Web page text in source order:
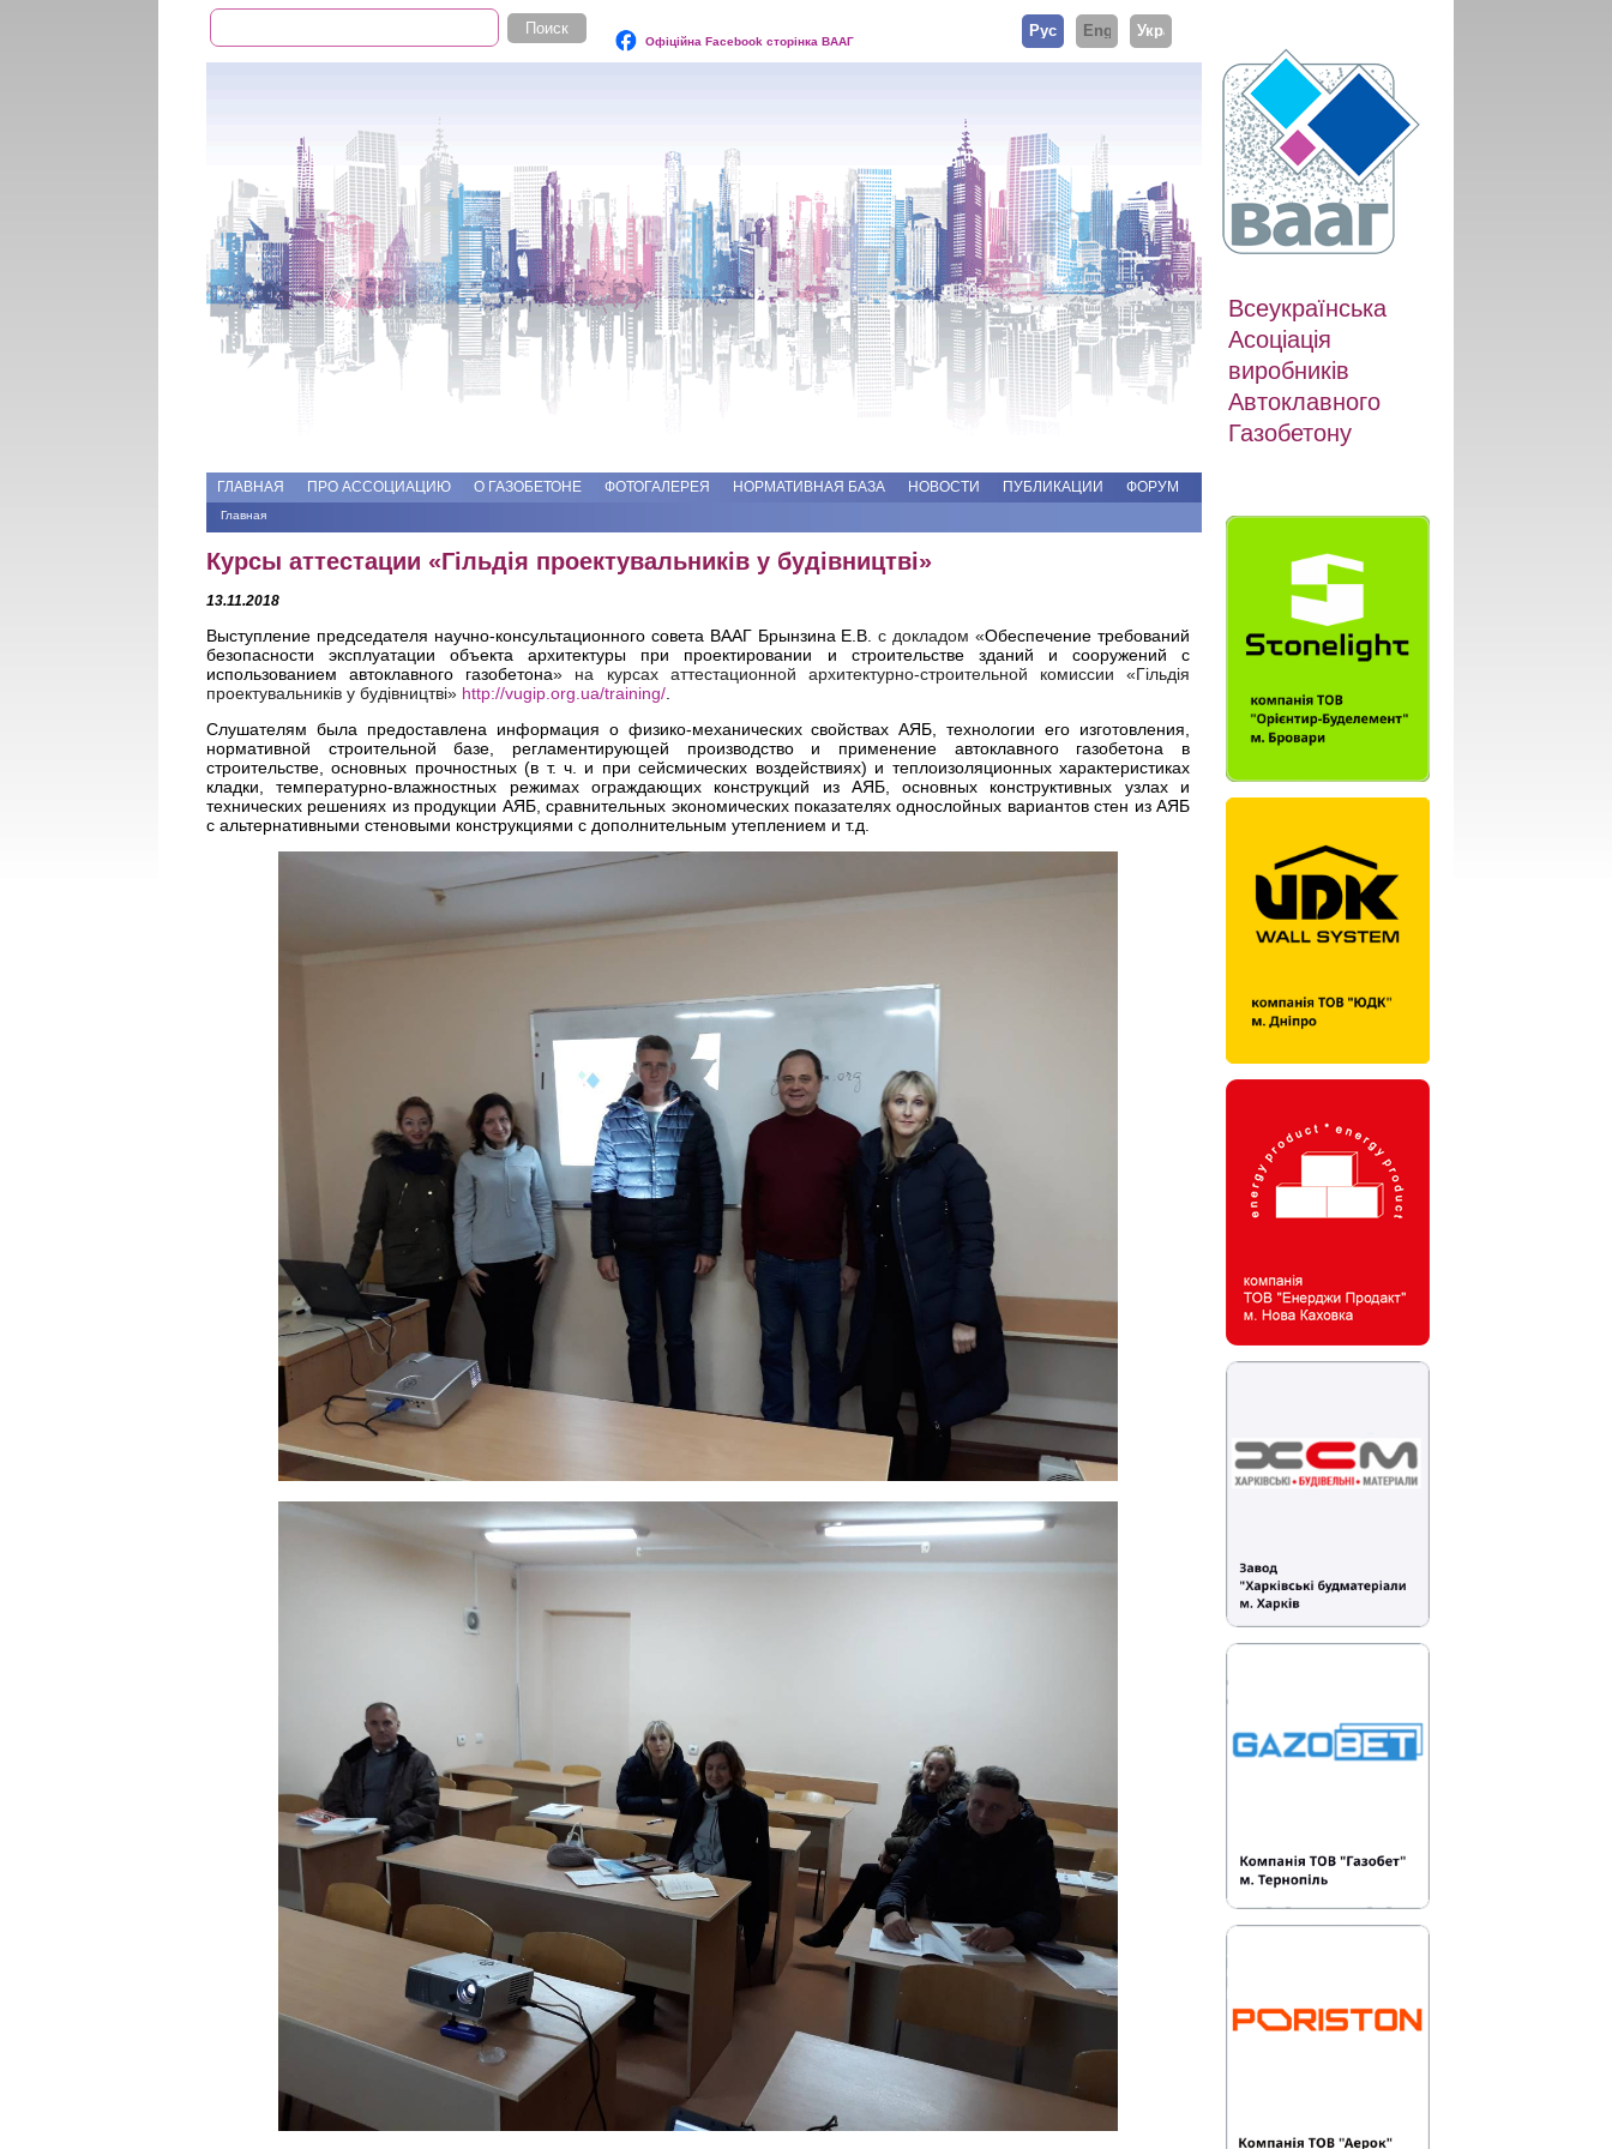
Форма поиска
Поиск
Офіційна Facebook сторінка ВААГ
РусскийEnglishУкраїнська
Всеукраїнська
Асоціація
виробників
Автоклавного
Газобетону
ГЛАВНАЯ ПРО АССОЦИАЦИЮ О ГАЗОБЕТОНЕ ФОТОГАЛЕРЕЯ НОРМАТИВНАЯ БАЗА НОВОСТИ ПУБЛИКАЦИИ ФОРУМ
Вы здесь
Главная
Курсы аттестации «Гільдія проектувальників у будівництві»
13.11.2018
Выступление председателя научно-консультационногосовета ВААГ Брынзина Е.В. с докладом «Обеспечение требований
безопасности эксплуатации объекта архитектуры при проектировании и строительстве зданий и сооружений с
использованием автоклавного газобетона» на курсах аттестационной архитектурно-строительной комиссии «Гільдія
проектувальників у будівництві» http://vugip.org.ua/training/
Слушателям была предоставлена информация о физико-механических свойствах АЯБ, технологии его изготовления,
нормативной строительной базе, регламентирующей производство и применение автоклавного газобетона в
строительстве, основных прочностных (в т. ч. и при сейсмических воздействиях) и теплоизоляционных характеристиках
кладки, температурно-влажностных режимах ограждающих конструкций из АЯБ, основных конструктивных узлах и
технических решениях из продукции АЯБ, сравнительных экономических показателях однослойных вариантов стен из АЯБ
с альтернативными стеновыми конструкциями с дополнительным утеплением и т.д.